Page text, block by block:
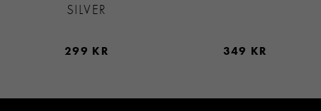
SILVER
299 KR 349 KR